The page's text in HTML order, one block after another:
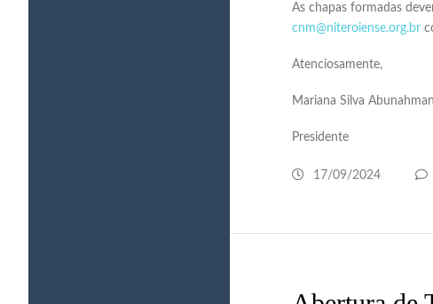
As chapas formadas
cnm@niteroiense.org.br
Atenciosamente,
Mariana Silva Abunahman
Presidente
17/09/2024